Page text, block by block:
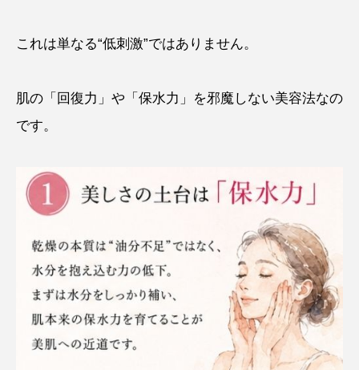
これは単なる“低刺激”ではありません。
肌の「回復力」や「保水力」を邪魔しない美容法なの
です。